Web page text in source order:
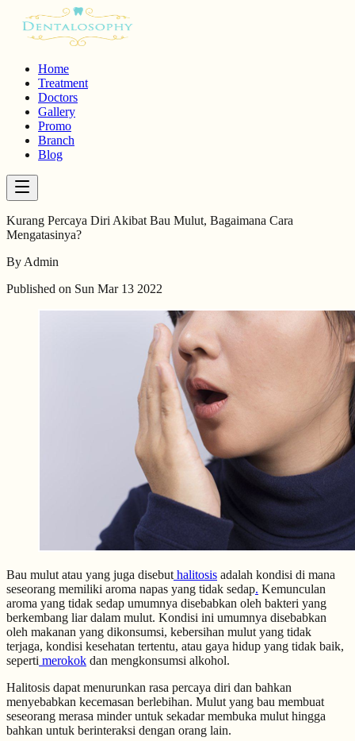
Home
Treatment
Doctors
Gallery
Promo
Branch
Blog
Kurang Percaya Diri Akibat Bau Mulut, Bagaimana Cara
Mengatasinya?
By Admin
Published on Sun Mar 13 2022
Bau mulut atau yang juga disebut halitosis adalah kondisi di mana
seseorang memiliki aroma napas yang tidak sedap. Kemunculan
aroma yang tidak sedap umumnya disebabkan oleh bakteri yang
berkembang liar dalam mulut. Kondisi ini umumnya disebabkan
oleh makanan yang dikonsumsi, kebersihan mulut yang tidak
terjaga, kondisi kesehatan tertentu, atau gaya hidup yang tidak baik,
seperti merokok dan mengkonsumsi alkohol.
Halitosis dapat menurunkan rasa percaya diri dan bahkan
menyebabkan kecemasan berlebihan. Mulut yang bau membuat
seseorang merasa minder untuk sekadar membuka mulut hingga
bahkan untuk berinteraksi dengan orang lain.